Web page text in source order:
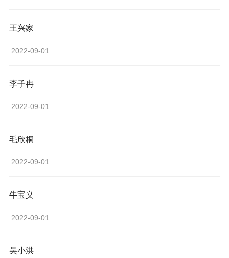
王兴家
2022-09-01
李子冉
2022-09-01
毛欣桐
2022-09-01
牛宝义
2022-09-01
吴小洪